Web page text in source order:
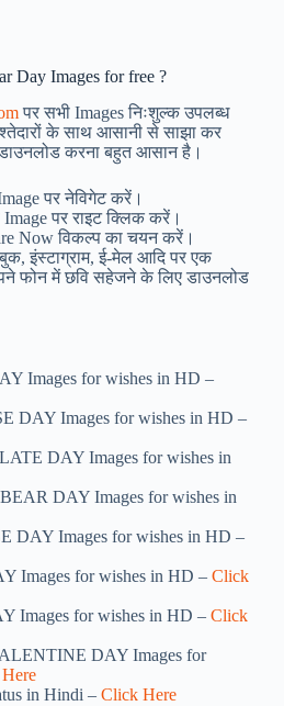
Day Images for free ?
पर सभी Images निःशुल्क उपलब्ध
के साथ आसानी से साझा कर
करना बहुत आसान है।
पर नेविगेट करें।
पर राइट क्लिक करें।
Now विकल्प का चयन करें।
इंस्टाग्राम, ई-मेल आदि पर एक
फोन में छवि सहेजने के लिए डाउनलोड
Images for wishes in HD –
DAY Images for wishes in HD –
DAY Images for wishes in
DAY Images for wishes in
DAY Images for wishes in HD –
Images for wishes in HD – Click
Images for wishes in HD – Click
DAY Images for
in Hindi – Click Here